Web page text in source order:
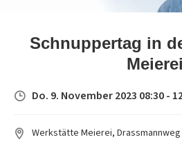
Schnuppertag in
Meierei
Do. 9. November 2023 08:30 -
Werkstätte Meierei, Drassmannweg